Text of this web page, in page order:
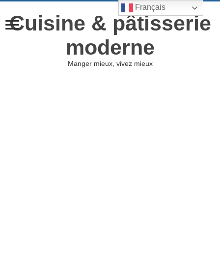
Cuisine & pâtisserie
moderne
Manger mieux, vivez mieux
Français